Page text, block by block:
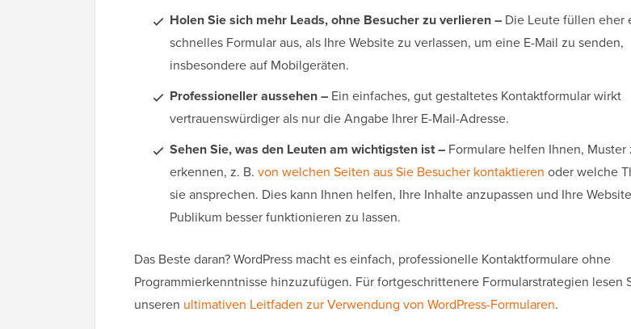
Holen Sie sich mehr Leads, ohne Besucher zu verlieren – Die Leute füllen eher
schnelles Formular aus, als Ihre Website zu verlassen, um eine E-Mail zu senden,
insbesondere auf Mobilgeräten.
Professioneller aussehen – Ein einfaches, gut gestaltetes Kontaktformular wirkt
vertrauenswürdiger als nur die Angabe Ihrer E-Mail-Adresse.
Sehen Sie, was den Leuten am wichtigsten ist – Formulare helfen Ihnen, Muster
erkennen, z. B. von welchen Seiten aus Sie Besucher kontaktieren oder welche
sie ansprechen. Dies kann Ihnen helfen, Ihre Inhalte anzupassen und Ihre
Publikum besser funktionieren zu lassen.
Das Beste daran? WordPress macht es einfach, professionelle Kontaktformulare ohne
Programmierkenntnisse hinzuzufügen. Für fortgeschrittenere Formularstrategien lesen
unseren ultimativen Leitfaden zur Verwendung von WordPress-Formularen.